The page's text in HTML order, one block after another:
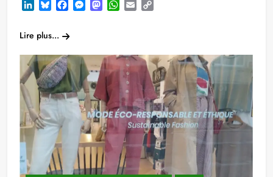
LinkedInBlueskyFacebook
Messenger
Mastodon
WhatsApp
Email
Lire plus...